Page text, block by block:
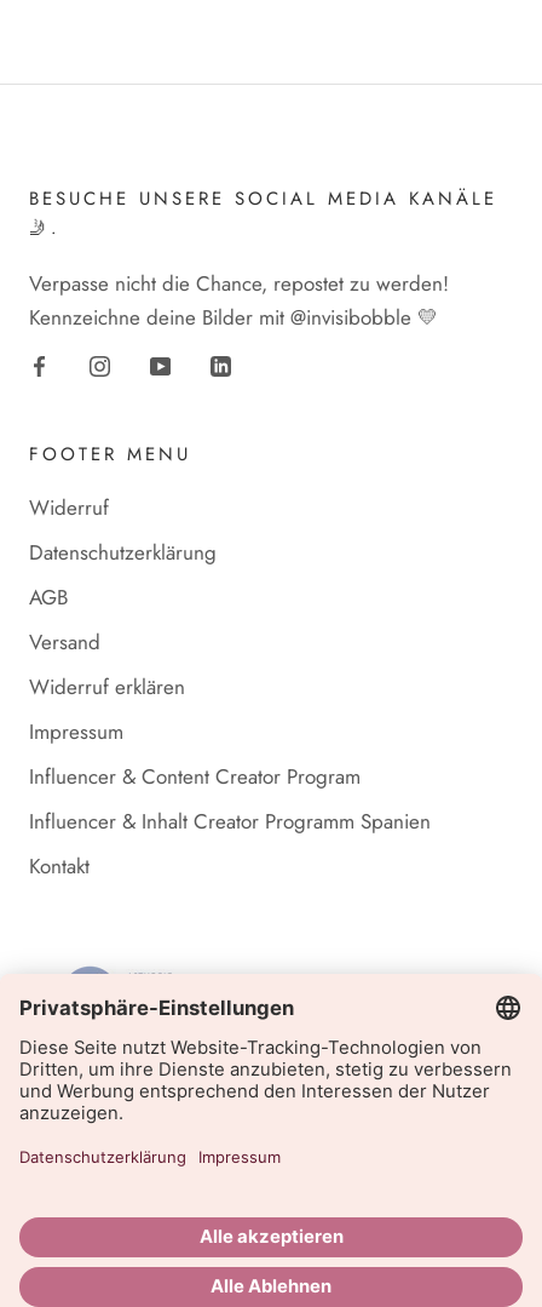
BESUCHE UNSERE SOCIAL MEDIA KANÄLE
🤳.
Verpasse nicht die Chance, repostet zu werden!
Kennzeichne deine Bilder mit @invisibobble 💛
FOOTER MENU
Widerruf
Datenschutzerklärung
AGB
Versand
Widerruf erklären
Impressum
Influencer & Content Creator Program
Influencer & Inhalt Creator Programm Spanien
Kontakt
© INVISIBOBBLE OFFIZIELLER ONLINE SHOP